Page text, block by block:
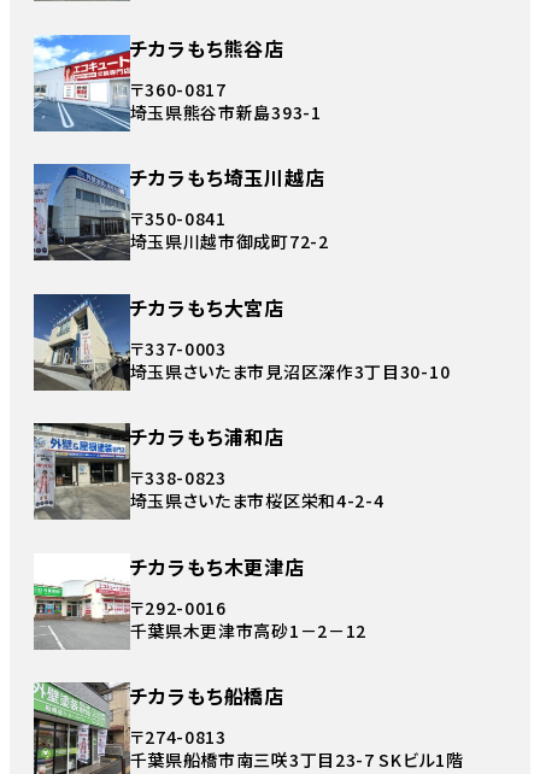
チカラもち熊谷店
〒360-0817
埼玉県熊谷市新島393-1
チカラもち埼玉川越店
〒350-0841
埼玉県川越市御成町72-2
チカラもち大宮店
〒337-0003
埼玉県さいたま市見沼区深作3丁目30-10
チカラもち浦和店
〒338-0823
埼玉県さいたま市桜区栄和4-2-4
チカラもち木更津店
〒292-0016
千葉県木更津市高砂1－2－12
チカラもち船橋店
〒274-0813
千葉県船橋市南三咲3丁目23-7 SKビル1階